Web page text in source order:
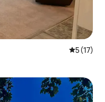
5 (17)